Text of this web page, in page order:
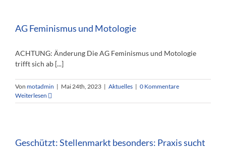
AG Feminismus und Motologie
ACHTUNG: Änderung Die AG Feminismus und Motologie
trifft sich ab [...]
Von motadmin | Mai 24th, 2023 | Aktuelles | 0 Kommentare
Weiterlesen
Geschützt: Stellenmarkt besonders: Praxis sucht